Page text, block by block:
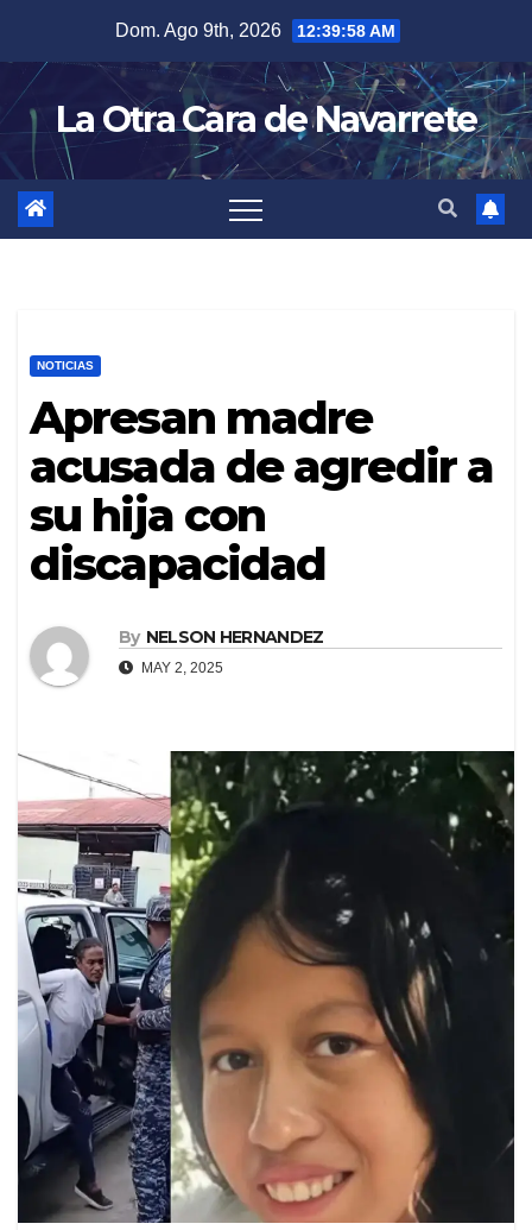
content
Dom. Ago 9th, 2026 12:39:59 AM
La Otra Cara de Navarrete
NOTICIAS
Apresan madre
acusada de agredir a
su hija con
discapacidad
By NELSON HERNANDEZ
MAY 2, 2025